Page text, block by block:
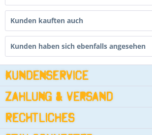
Kunden kauften auch
Kunden haben sich ebenfalls angesehen
Kundenservice
Zahlung & Versand
Rechtliches